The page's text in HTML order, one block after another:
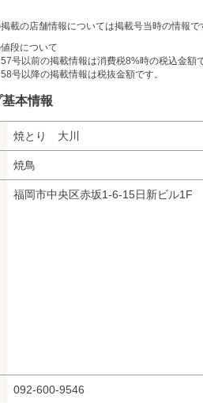
載の店舗情報については掲載号当時の情報
段について
号以前の掲載情報は消費税8%時の税込金額で
号以降の掲載情報は税抜金額です。
本情報
焼とり 大川
焼鳥
福岡市中央区赤坂1-6-15日新ビル1F
092-600-9546